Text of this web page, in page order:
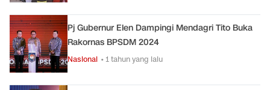
Pj Gubernur Elen Dampingi Mendagri Tito Buka
Rakornas BPSDM 2024
Nasional • 1 tahun yang lalu